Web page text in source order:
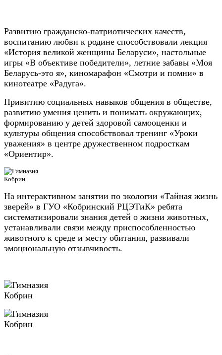
Развитию гражданско-патриотических качеств,
воспитанию любви к родине способствовали лекция
«История великой женщины Беларуси», настольные
игры «В объективе победители», летние забавы «Моя
Беларусь-это я», киномарафон «Смотри и помни» в
кинотеатре «Радуга».
Привитию социальных навыков общения в обществе,
развитию умения ценить и понимать окружающих,
формированию у детей здоровой самооценки и
культуры общения способствовал тренинг «Уроки
уважения» в центре дружественном подросткам
«Ориентир».
На интерактивном занятии по экологии «Тайная жизнь
зверей» в ГУО «Кобринский РЦЭТиК» ребята
систематизировали знания детей о жизни животных,
устанавливали связи между приспособленностью
животного к среде и месту обитания, развивали
эмоциональную отзывчивость.